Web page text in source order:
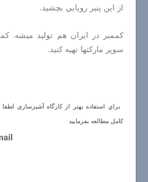
از اين پنير رويايي بچشيد.
كممبر در ايران هم توليد ميشه.
سوپر ماركتها تهيه كنيد.
براي استفاده بهتر از كارگاه آشپزسازي
كامل مطالعه بفرماييد